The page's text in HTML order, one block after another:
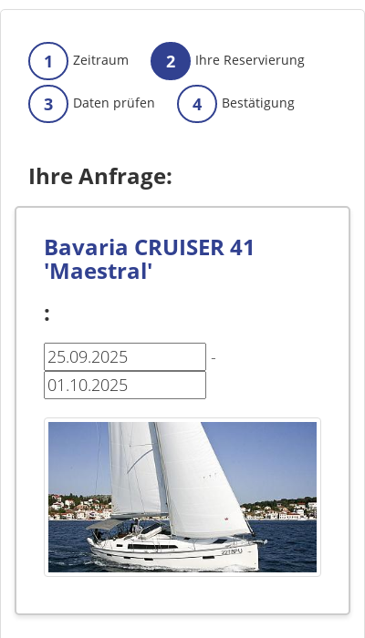
1 Zeitraum 2 Ihre Reservierung
3 Daten prüfen 4 Bestätigung
Ihre Anfrage:
Bavaria CRUISER 41
'Maestral'
:
-